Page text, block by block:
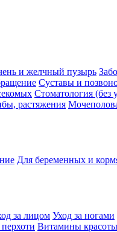
и желчный пузырь
Суставы и
Стоматология (без
растяжения
Для беременных и
за лицом Уход за ногами
Витамины красоты